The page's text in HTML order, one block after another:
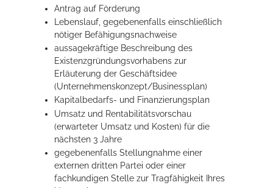
Antrag auf Förderung
Lebenslauf, gegebenenfalls einschließlich
nötiger Befähigungsnachweise
aussagekräftige Beschreibung des
Existenzgründungsvorhabens zur
Erläuterung der Geschäftsidee
(Unternehmenskonzept/Businessplan)
Kapitalbedarfs- und Finanzierungsplan
Umsatz und Rentabilitätsvorschau
(erwarteter Umsatz und Kosten) für die
nächsten 3 Jahre
gegebenenfalls Stellungnahme einer
externen dritten Partei oder einer
fachkundigen Stelle zur Tragfähigkeit Ihres